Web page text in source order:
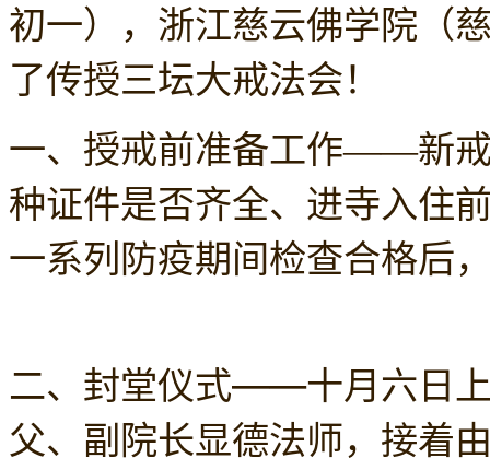
初一），浙江慈云佛学院（
了传授三坛大戒法会！
一、授戒前准备工作——新
种证件是否齐全、进寺入住
一系列防疫期间检查合格后
二、封堂仪式——十月六日上
父、副院长显德法师，接着